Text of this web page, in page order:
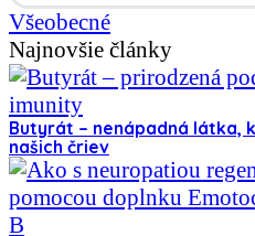
Všeobecné
Najnovšie články
Butyrát – nenápadná látka,
našich čriev